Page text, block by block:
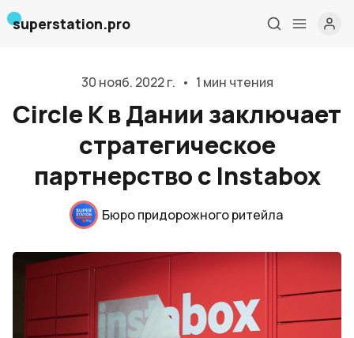
Главная
Консалтинг и обучение
superstation.pro
30 нояб. 2022 г. • 1 мин чтения
Circle K в Дании заключает
стратегическое
партнерство с Instabox
Бюро придорожного ритейла